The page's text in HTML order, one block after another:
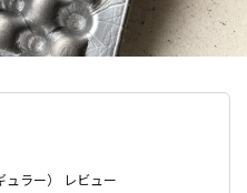
ュラー） レビュー